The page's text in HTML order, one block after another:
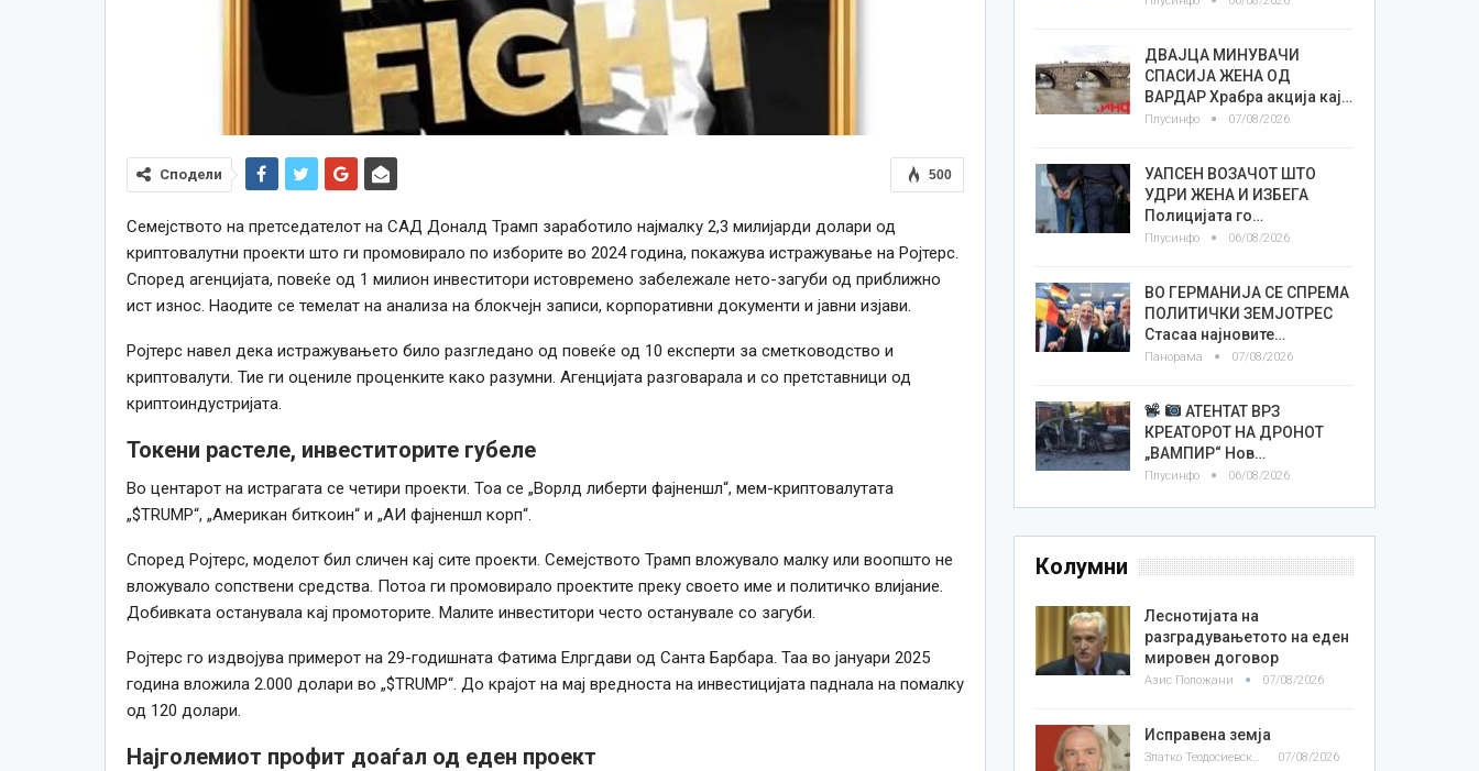
500
Сподели
Семејството на претседателот на САД Доналд Трамп заработило најмалку 2,3 милијарди долари од
криптовалутни проекти што ги промовирало по изборите во 2024 година, покажува истражување на Ројтерс.
Според агенцијата, повеќе од 1 милион инвеститори истовремено забележале нето-загуби од приближно
ист износ. Наодите се темелат на анализа на блокчејн записи, корпоративни документи и јавни изјави.
Ројтерс навел дека истражувањето било разгледано од повеќе од 10 експерти за сметководство и
криптовалути. Тие ги оцениле проценките како разумни. Агенцијата разговарала и со претставници од
криптоиндустријата.
Токени растеле, инвеститорите губеле
Во центарот на истрагата се четири проекти. Тоа се „Ворлд либерти фајненшл“, мем-криптовалутата
„$TRUMP“, „Американ биткоин“ и „АИ фајненшл корп“.
Според Ројтерс, моделот бил сличен кај сите проекти. Семејството Трамп вложувало малку или воопшто не
вложувало сопствени средства. Потоа ги промовирало проектите преку своето име и политичко влијание.
Добивката останувала кај промоторите. Малите инвеститори често останувале со загуби.
Ројтерс го издвојува примерот на 29-годишната Фатима Елргдави од Санта Барбара. Таа во јануари 2025
година вложила 2.000 долари во „$TRUMP“. До крајот на мај вредноста на инвестицијата паднала на помалку
од 120 долари.
Најголемиот профит доаѓал од еден проект
ДВАЈЦА МИНУВАЧИ
СПАСИЈА ЖЕНА ОД
ВАРДАР Храбра акција кај…
Плусинфо 07/08/2026
УАПСЕН ВОЗАЧОТ ШТО
УДРИ ЖЕНА И ИЗБЕГА
Полицијата го…
Плусинфо 06/08/2026
ВО ГЕРМАНИЈА СЕ СПРЕМА
ПОЛИТИЧКИ ЗЕМЈОТРЕС
Стасаа најновите…
Панорама 07/08/2026
АТЕНТАТ ВРЗ
КРЕАТОРОТ НА ДРОНОТ
„ВАМПИР“ Нов…
Плусинфо 06/08/2026
Колумни
Леснотијата на
разградувањетото на еден
мировен договор
Азис Положани 07/08/2026
Исправена земја
Златко Теодосиевски 07/08/2026